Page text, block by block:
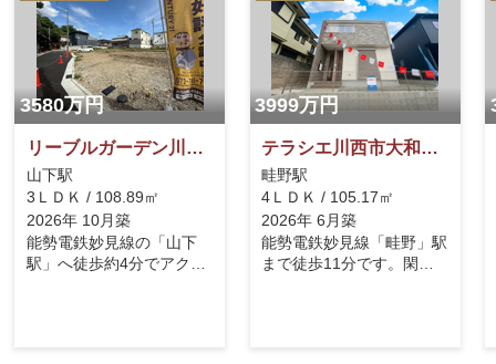
3580万円
リーブルガーデン川西市見野5期 全5区画
山下駅
3ＬＤＫ / 108.89㎡
2026年 10月築
能勢電鉄妙見線の「山下
駅」へ徒歩約4分でアクセ
3999万円
テラシエ川西市大和西1期
畦野駅
4ＬＤＫ / 105.17㎡
2026年 6月築
能勢電鉄妙見線「畦野」駅
まで徒歩11分です。閑静